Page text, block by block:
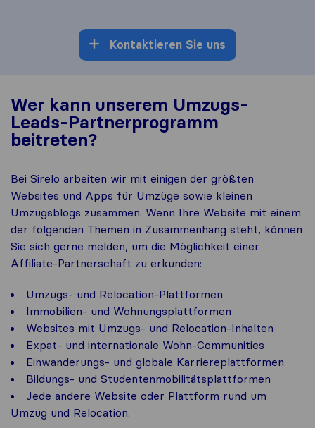
Kontaktieren Sie uns
Wer kann unserem Umzugs-
Leads-Partnerprogramm
beitreten?
Bei Sirelo arbeiten wir mit einigen der größten
Websites und Apps für Umzüge sowie kleinen
Umzugsblogs zusammen. Wenn Ihre Website mit einem
der folgenden Themen in Zusammenhang steht, können
Sie sich gerne melden, um die Möglichkeit einer
Affiliate-Partnerschaft zu erkunden:
Umzugs- und Relocation-Plattformen
Immobilien- und Wohnungsplattformen
Websites mit Umzugs- und Relocation-Inhalten
Expat- und internationale Wohn-Communities
Einwanderungs- und globale Karriereplattformen
Bildungs- und Studentenmobilitätsplattformen
Jede andere Website oder Plattform rund um
Umzug und Relocation.